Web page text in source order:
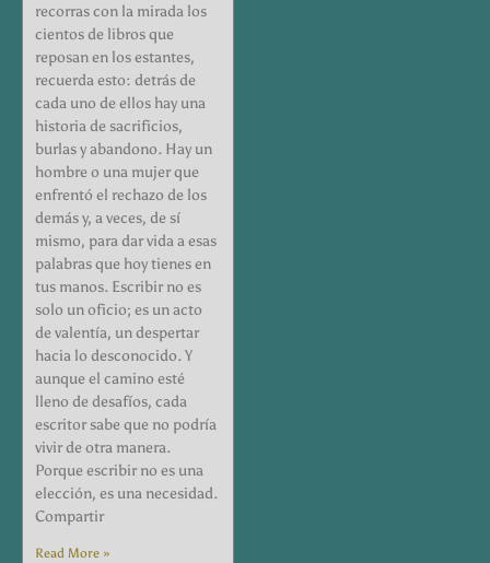
recorras con la mirada los
cientos de libros que
reposan en los estantes,
recuerda esto: detrás de
cada uno de ellos hay una
historia de sacrificios,
burlas y abandono. Hay un
hombre o una mujer que
enfrentó el rechazo de los
demás y, a veces, de sí
mismo, para dar vida a esas
palabras que hoy tienes en
tus manos. Escribir no es
solo un oficio; es un acto
de valentía, un despertar
hacia lo desconocido. Y
aunque el camino esté
lleno de desafíos, cada
escritor sabe que no podría
vivir de otra manera.
Porque escribir no es una
elección, es una necesidad.
Compartir
Read More »